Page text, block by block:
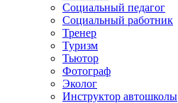
Социальный педагог
Социальный работник
Тренер
Туризм
Тьютор
Фотограф
Эколог
Инструктор автошколы